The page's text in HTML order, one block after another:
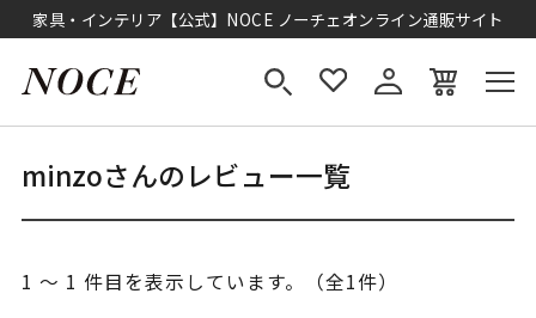
家具・インテリア【公式】NOCE ノーチェオンライン通販サイト
minzoさんのレビュー一覧
1 ～ 1 件目を表示しています。（全1件）